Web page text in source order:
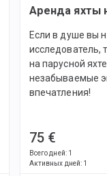
Аренда яхты
Если в душе вы
исследователь,
на парусной
незабываемые
впечатления!
75 €
Всего дней: 1
Активных дней: 1